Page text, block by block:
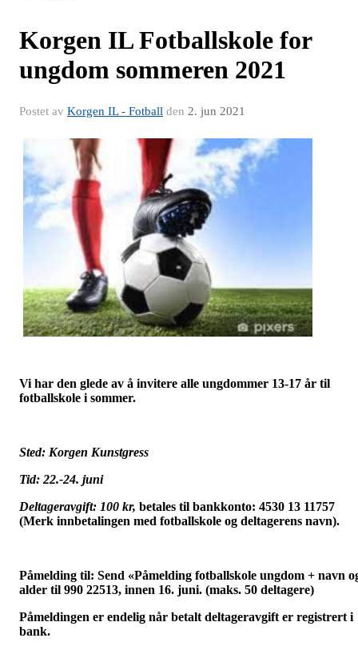
Korgen IL Fotballskole for
ungdom sommeren 2021
Postet av Korgen IL - Fotball den 2. jun 2021
Vi har den glede av å invitere alle ungdommer 13-17 år til
fotballskole i sommer.
Sted: Korgen Kunstgress
Tid: 22.-24. juni
Deltageravgift: 100 kr, betales til bankkonto: 4530 13 11757
(Merk innbetalingen med fotballskole og deltagerens navn).
Påmelding til: Send «Påmelding fotballskole ungdom + navn
alder til 990 22513, innen 16. juni. (maks. 50 deltagere)
Påmeldingen er endelig når betalt deltageravgift er registrert i
bank.